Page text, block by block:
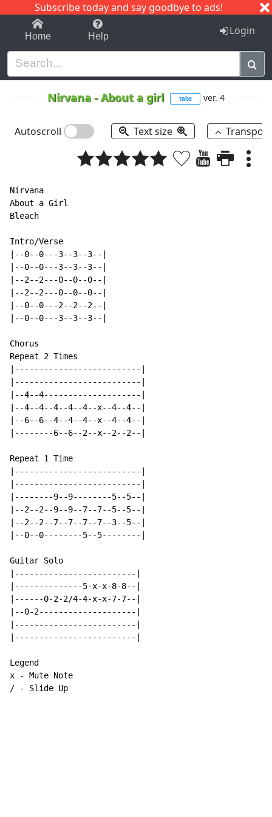
Subscribe today and say goodbye to ads!
1-9 C I J
Home Help Login
Nirvana -About a girl tabs ver. 4
Autoscroll Text size
Nirvana
About a Girl
Bleach
Intro/Verse
|--0--0---3--3--3--|
|--0--0---3--3--3--|
|--2--2---0--0--0--|
|--2--2---0--0--0--|
|--0--0---2--2--2--|
|--0--0---3--3--3--|
Chorus
Repeat 2 Times
|--------------------------|
|--------------------------|
|--4--4--------------------|
|--4--4--4--4--4--x--4--4--|
|--6--6--4--4--4--x--4--4--|
|--------6--6--2--x--2--2--|
Repeat 1 Time
|--------------------------|
|--------------------------|
|--------9--9--------5--5--|
|--2--2--9--9--7--7--5--5--|
|--2--2--7--7--7--7--3--5--|
|--0--0--------5--5--------|
Guitar Solo
|-------------------------|
|--------------5-x-x-8-8--|
|------0-2-2/4-4-x-x-7-7--|
|--0-2--------------------|
|-------------------------|
|-------------------------|
Legend
x - Mute Note
/ - Slide Up